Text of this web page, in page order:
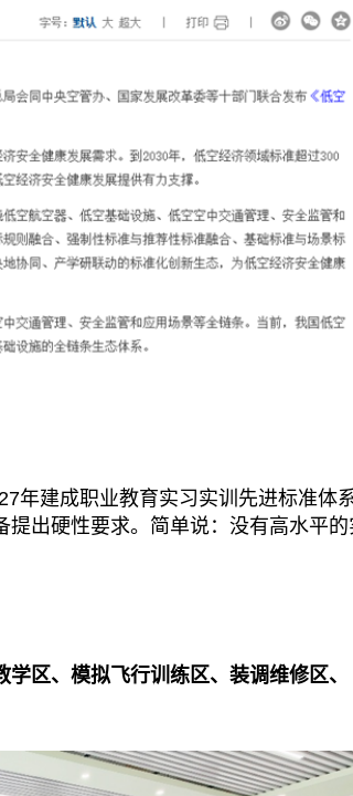
年建成职业教育实习实训先进标准体
出硬性要求。简单说：没有高水平
学区、模拟飞行训练区、装调维修区